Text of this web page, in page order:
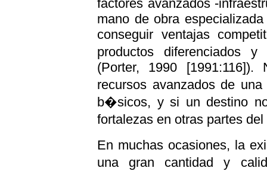
factores avanzados -
mano de obra
conseguir ventajas
productos diferenciados
(Porter, 1990
recursos avanzados de
b�sicos, y si un destino
fortalezas en otras partes
En muchas ocasiones, la
una gran cantidad y